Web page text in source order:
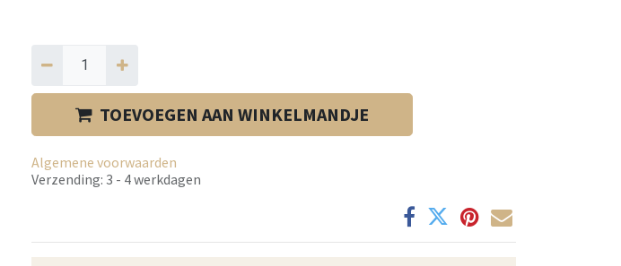
TOEVOEGEN AAN WINKELMANDJE
Algemene voorwaarden
Verzending: 3 - 4 werkdagen